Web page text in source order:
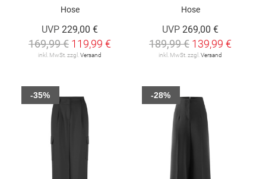
Hose
UVP 229,00 €
169,99 € 119,99 €
inkl. MwSt. zzgl. Versand
Hose
UVP 269,00 €
189,99 € 139,99 €
inkl. MwSt. zzgl. Versand
-35% -28%